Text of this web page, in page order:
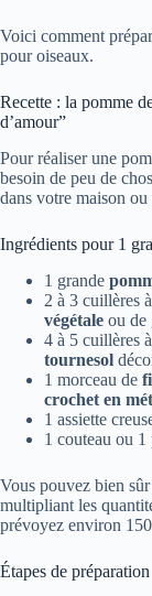
Voici comment
pour oiseaux.
Recette : la pomme
d’amour”
Pour réaliser une
besoin de peu de
dans votre maison
Ingrédients pour 1
1 grande
2 à 3 cuillères
végétale ou de
4 à 5 cuillères
tournesol
1 morceau de
crochet en
1 assiette
1 couteau ou 1
Vous pouvez bien
multipliant les
prévoyez environ
Étapes de préparation